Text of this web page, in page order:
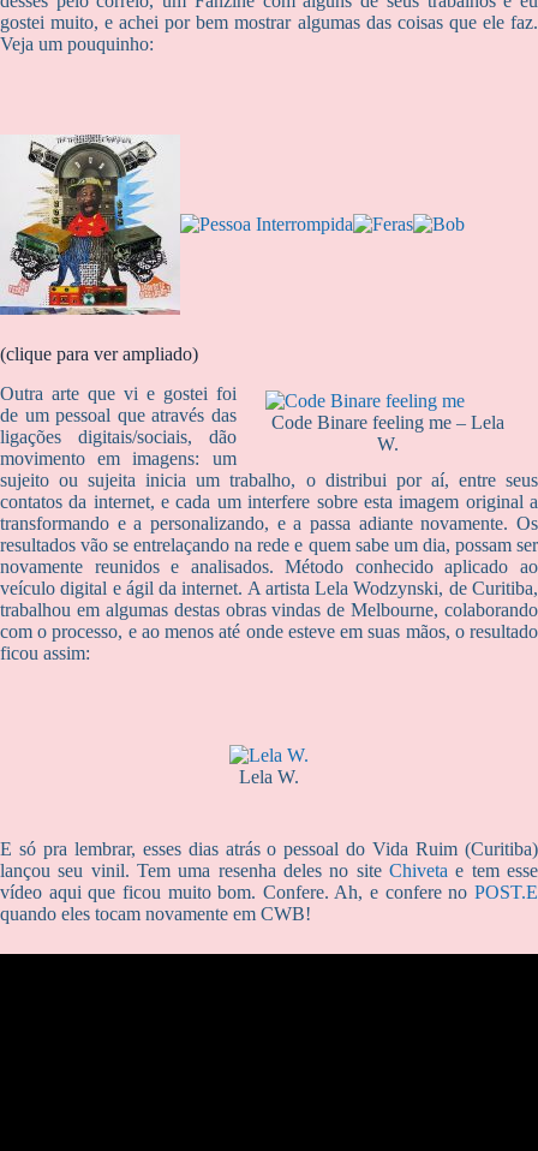
gostei muito, e achei por bem mostrar algumas das coisas que ele faz.
Veja um pouquinho:
(clique para ver ampliado)
Code Binare feeling me – Lela
W.
Outra arte que vi e gostei foi
de um pessoal que através das
ligações digitais/sociais, dão
movimento em imagens: um
sujeito ou sujeita inicia um trabalho, o distribui por aí, entre seus
contatos da internet, e cada um interfere sobre esta imagem original a
transformando e a personalizando, e a passa adiante novamente. Os
resultados vão se entrelaçando na rede e quem sabe um dia, possam ser
novamente reunidos e analisados. Método conhecido aplicado ao
veículo digital e ágil da internet. A artista Lela Wodzynski, de Curitiba,
trabalhou em algumas destas obras vindas de Melbourne, colaborando
com o processo, e ao menos até onde esteve em suas mãos, o resultado
ficou assim:
Lela W.
E só pra lembrar, esses dias atrás o pessoal do Vida Ruim (Curitiba)
lançou seu vinil. Tem uma resenha deles no site Chiveta e tem esse
vídeo aqui que ficou muito bom. Confere. Ah, e confere no POST.E
quando eles tocam novamente em CWB!